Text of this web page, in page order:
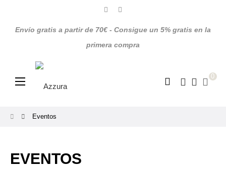
Envío gratis a partir de 70€ - Consigue un 5% gratis en la
primera compra
Navegación
☰ 0
Eventos
EVENTOS